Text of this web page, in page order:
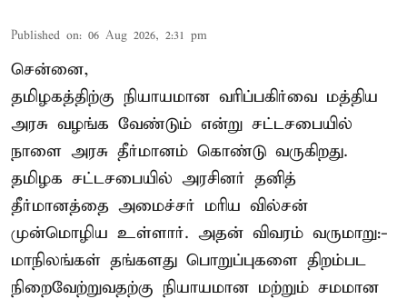
Published on: 06 Aug 2026, 2:31 pm
சென்னை,
தமிழகத்திற்கு நியாயமான வரிப்பகிர்வை மத்திய
அரசு வழங்க வேண்டும் என்று சட்டசபையில்
நாளை அரசு தீர்மானம் கொண்டு வருகிறது.
தமிழக சட்டசபையில் அரசினர் தனித்
தீர்மானத்தை அமைச்சர் மரிய வில்சன்
முன்மொழிய உள்ளார். அதன் விவரம் வருமாறு:-
மாநிலங்கள் தங்களது பொறுப்புகளை திறம்பட
நிறைவேற்றுவதற்கு நியாயமான மற்றும் சமமான